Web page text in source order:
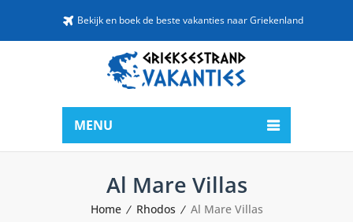
Bekijk en boek de beste vakanties naar Griekenland
MENU
Al Mare Villas
Home Rhodos Al Mare Villas